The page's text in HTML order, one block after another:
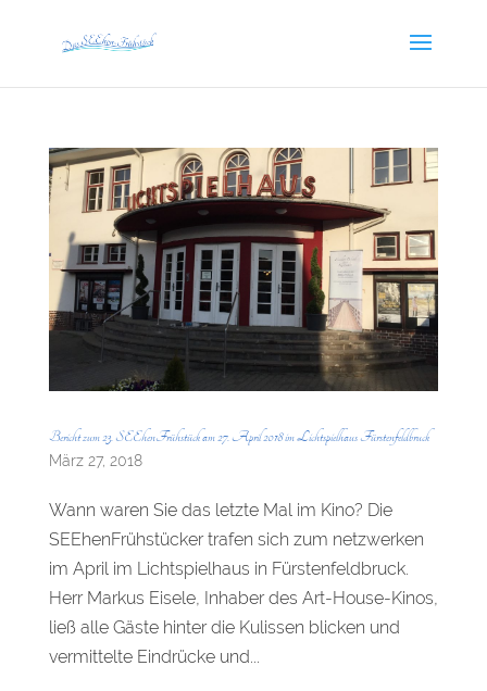
Bericht zum 23. SEEhenFrühstück am 27. April 2018 im Lichtspielhaus Fürstenfeldbruck
März 27, 2018
Wann waren Sie das letzte Mal im Kino? Die
SEEhenFrühstücker trafen sich zum netzwerken
im April im Lichtspielhaus in Fürstenfeldbruck.
Herr Markus Eisele, Inhaber des Art-House-Kinos,
ließ alle Gäste hinter die Kulissen blicken und
vermittelte Eindrücke und...